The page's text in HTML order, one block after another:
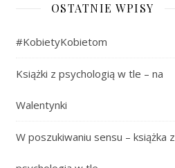
OSTATNIE WPISY
#KobietyKobietom
Książki z psychologią w tle – na
Walentynki
W poszukiwaniu sensu – książka z